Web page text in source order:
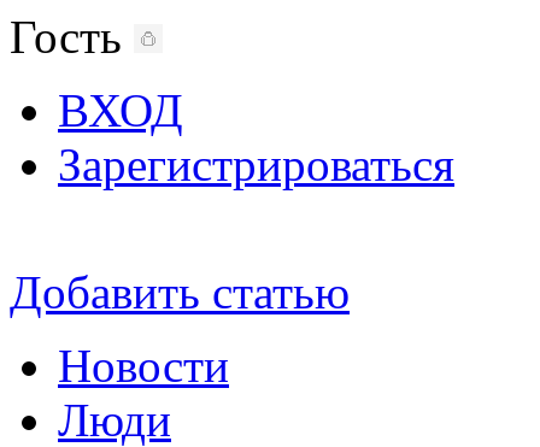
Гость
ВХОД
Зарегистрироваться
Добавить статью
Новости
Люди